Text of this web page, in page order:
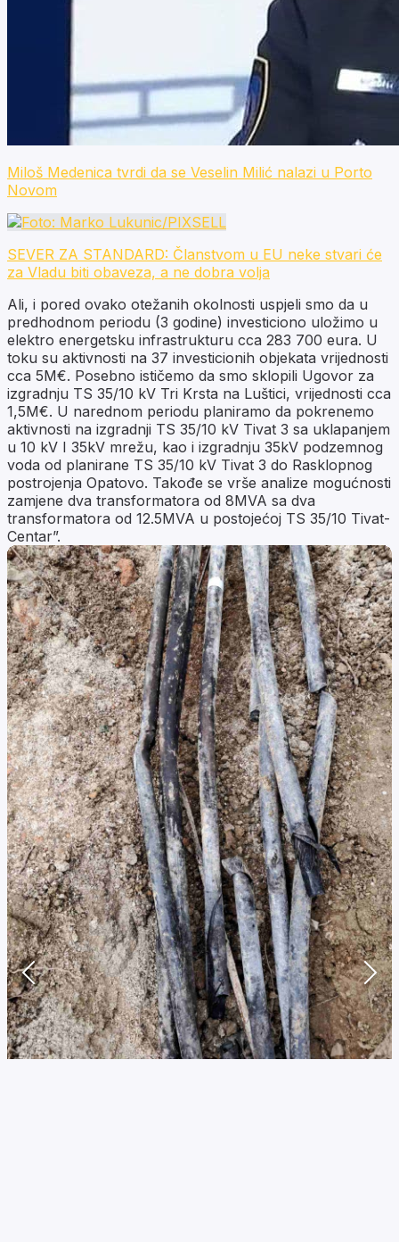
Miloš Medenica tvrdi da se Veselin Milić nalazi u Porto
Novom
SEVER ZA STANDARD: Članstvom u EU neke stvari će
za Vladu biti obaveza, a ne dobra volja
Ali, i pored ovako otežanih okolnosti uspjeli smo da u
predhodnom periodu (3 godine) investiciono uložimo u
elektro energetsku infrastrukturu cca 283 700 eura. U
toku su aktivnosti na 37 investicionih objekata vrijednosti
cca 5M€. Posebno ističemo da smo sklopili Ugovor za
izgradnju TS 35/10 kV Tri Krsta na Luštici, vrijednosti cca
1,5M€. U narednom periodu planiramo da pokrenemo
aktivnosti na izgradnji TS 35/10 kV Tivat 3 sa uklapanjem
u 10 kV I 35kV mrežu, kao i izgradnju 35kV podzemnog
voda od planirane TS 35/10 kV Tivat 3 do Rasklopnog
postrojenja Opatovo. Takođe se vrše analize mogućnosti
zamjene dva transformatora od 8MVA sa dva
transformatora od 12.5MVA u postojećoj TS 35/10 Tivat-
Centar”.